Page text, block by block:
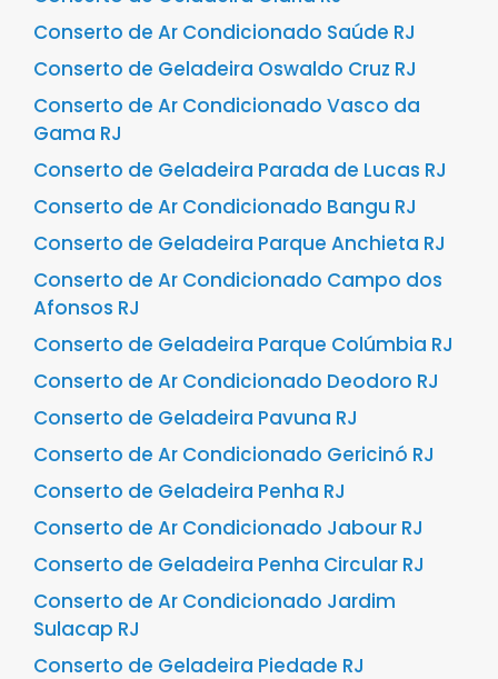
Conserto de Ar Condicionado Saúde RJ
Conserto de Geladeira Oswaldo Cruz RJ
Conserto de Ar Condicionado Vasco da
Gama RJ
Conserto de Geladeira Parada de Lucas RJ
Conserto de Ar Condicionado Bangu RJ
Conserto de Geladeira Parque Anchieta RJ
Conserto de Ar Condicionado Campo dos
Afonsos RJ
Conserto de Geladeira Parque Colúmbia RJ
Conserto de Ar Condicionado Deodoro RJ
Conserto de Geladeira Pavuna RJ
Conserto de Ar Condicionado Gericinó RJ
Conserto de Geladeira Penha RJ
Conserto de Ar Condicionado Jabour RJ
Conserto de Geladeira Penha Circular RJ
Conserto de Ar Condicionado Jardim
Sulacap RJ
Conserto de Geladeira Piedade RJ